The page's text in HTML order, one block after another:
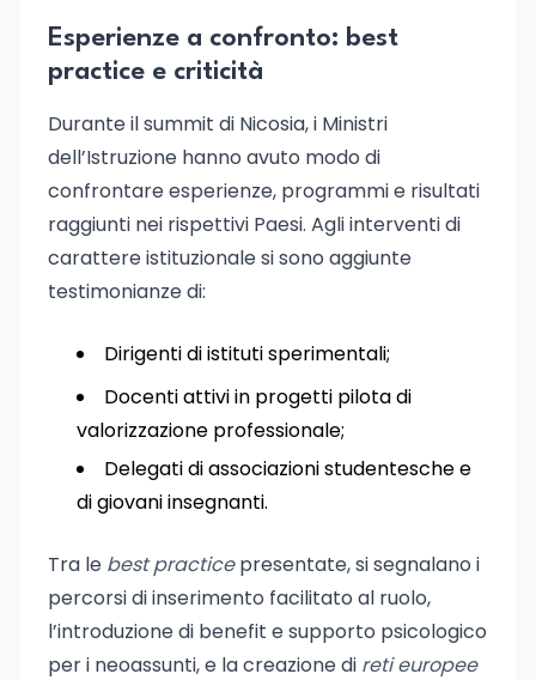
Esperienze a confronto: best
practice e criticità
Durante il summit di Nicosia, i Ministri
dell’Istruzione hanno avuto modo di
confrontare esperienze, programmi e risultati
raggiunti nei rispettivi Paesi. Agli interventi di
carattere istituzionale si sono aggiunte
testimonianze di:
Dirigenti di istituti sperimentali;
Docenti attivi in progetti pilota di
valorizzazione professionale;
Delegati di associazioni studentesche e
di giovani insegnanti.
Tra le best practicepresentate, si segnalano i
percorsi di inserimento facilitato al ruolo,
l’introduzione di benefit e supporto psicologico
per i neoassunti, e la creazione di reti europee